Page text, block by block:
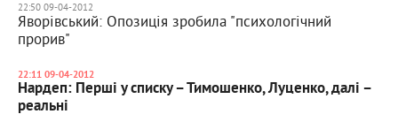
22:50 09-04-2012
Яворівський: Опозиція зробила "психологічний
прорив"
22:11 09-04-2012
Нардеп: Перші у списку – Тимошенко, Луценко, далі –
реальні